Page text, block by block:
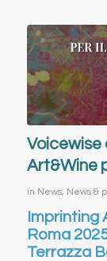
Voicewise
Art&Wine
in News, News &
Imprinting
Roma
Terrazza